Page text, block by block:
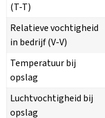
(T-T)
Relatieve vochtigheid
in bedrijf (V-V)
Temperatuur bij
opslag
Luchtvochtigheid bij
opslag